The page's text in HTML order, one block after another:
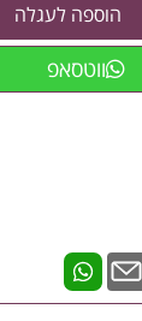
הוספה לעגלה
ווטסאפ